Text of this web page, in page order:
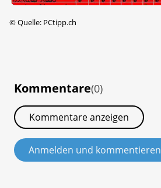
©Quelle: PCtipp.ch
Kommentare(0)
Kommentare anzeigen
Anmelden und kommentieren